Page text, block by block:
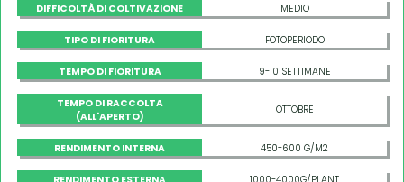
DIFFICOLTÀ DI COLTIVAZIONE MEDIO
TIPO DI FIORITURA FOTOPERIODO
TEMPO DI FIORITURA 9-10 SETTIMANE
TEMPO DI RACCOLTA
(ALL'APERTO)
OTTOBRE
RENDIMENTO INTERNA 450-600 G/M2